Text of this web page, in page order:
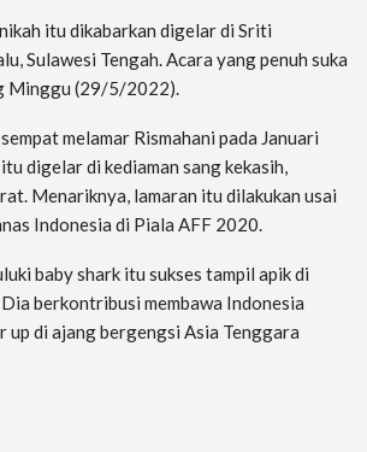
itu dikabarkan digelar di Sriti
Sulawesi Tengah. Acara yang penuh suka
Minggu (29/5/2022).
melamar Rismahani pada Januari
digelar di kediaman sang kekasih,
Menariknya, lamaran itu dilakukan usai
Indonesia di Piala AFF 2020.
baby shark itu sukses tampil apik di
berkontribusi membawa Indonesia
up di ajang bergengsi Asia Tenggara